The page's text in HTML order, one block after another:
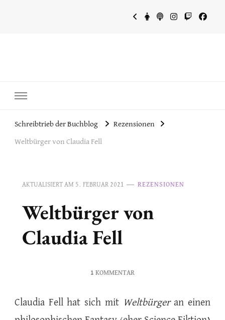
Schreibtrieb der Buchblog Rezensionen
Weltbürger von Claudia Fell
AKTUALISIERT AM 5. FEBRUAR 2021 REZENSIONEN
Weltbürger von
Claudia Fell
1 KOMMENTAR
CLAUDIA
FELL
Claudia Fell hat sich mit Weltbürgeran einen